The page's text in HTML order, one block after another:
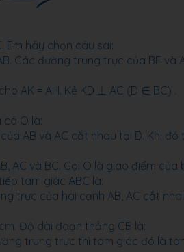
Em hãy chọn câu sai:
Các đường trung trực của BE và
AK = AH. Kẻ KD ⊥ AC (D ∈ BC) .
O là:
AB và AC cắt nhau tại D. Khi đó
AC và BC. Gọi O là giao điểm của
tam giác ABC là:
trực của hai cạnh AB, AC cắt
Độ dài đoạn thẳng CB là:
trung trực thì tam giác đó là